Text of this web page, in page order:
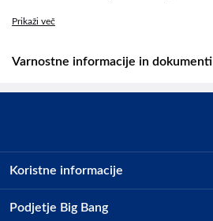
Prikaži več
Varnostne informacije in dokumenti
Podatki o proizvajalcu
hello@3mk.pl
Podjetje Big Bang
Koristne informacije